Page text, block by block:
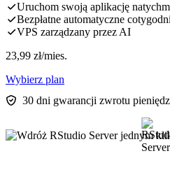
Uruchom swoją aplikację
Bezpłatne automatyczne
VPS zarządzany przez AI
23,99 zł/mies.
Wybierz plan
30 dni gwarancji zwrotu